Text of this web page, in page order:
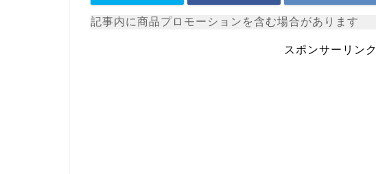
記事内に商品プロモーションを含む場合があります
スポンサーリンク